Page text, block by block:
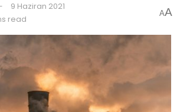
9 Haziran 2021
read
AA